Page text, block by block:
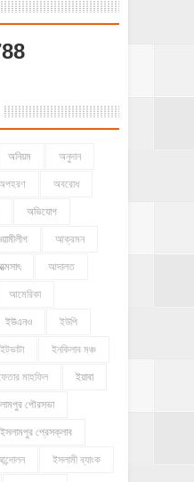
অনিয়ম অনুদান
অবরোধ
অভিযোগ
আক্রমন
আদালত
আমেরিকা
ইউএনও ইউপি
ইটভাটা ইনকিলাব মঞ্চ
মাহফিল ইয়াবা
পৌরসভা
ইসলামপুর প্রেসক্লাব
ইসলামী ব্যাংক